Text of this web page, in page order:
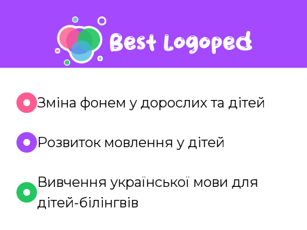
Зміна фонем у дорослих та дітей
Розвиток мовлення у дітей
Вивчення української мови для
дітей-білінгвів